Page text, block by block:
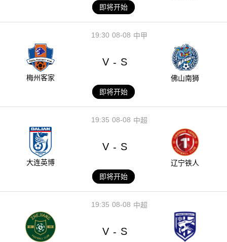
即将开始
08-08
19:30 中甲
梅州客家
V - S
佛山南狮
即将开始
08-08
19:35 中超
大连英博
V - S
辽宁铁人
即将开始
08-08
19:35 中超
V - S